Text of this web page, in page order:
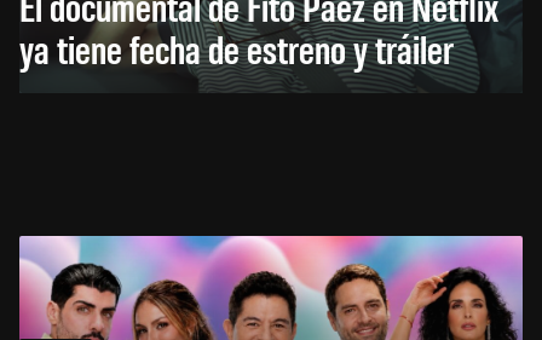
ya tiene fecha de estreno y tráiler